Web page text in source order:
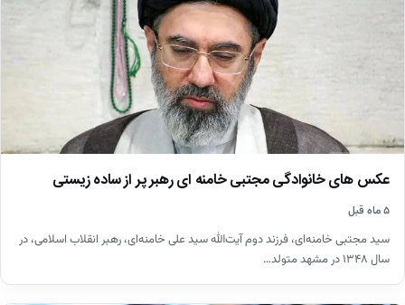
عکس های خانوادگی مجتبی خامنه ای رهبر پر از ساده زیستی
۵ ماه قبل
سید مجتبی خامنه‌ای، فرزند دوم آیت‌الله سید علی خامنه‌ای، رهبر انقلاب اسلامی، در
سال ۱۳۴۸ در مشهد متولد…